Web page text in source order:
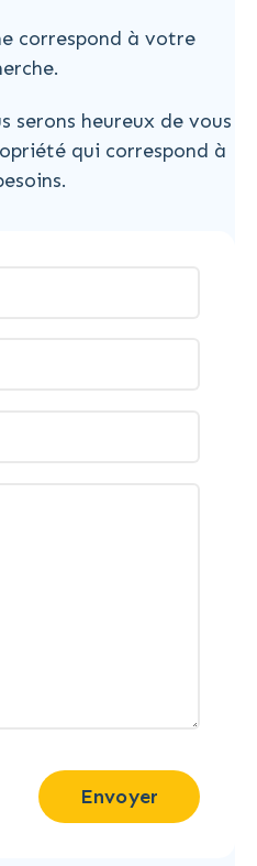
correspond à votre
serons heureux de vous
qui correspond à
Envoyer